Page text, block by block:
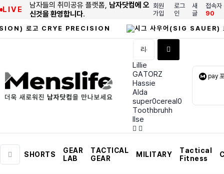
LIVE 남자들의 취미공유 플랫폼, 남자닷컴에 오
신것을 환영합니다.
회원
가입
로그
인
새
글
접속자
90
CRYE PRECISION
Lillie
GATORZ
Hassie
Alda
super0cereal0
Toothbruhh
Ilse
pay
SHORTS
GEAR
LAB
TACTICAL
GEAR
MILITARY
Tactical
Fitness